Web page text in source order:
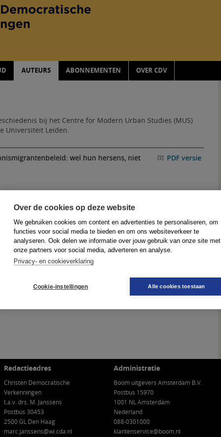
Over de cookies op deze website
We gebruiken cookies om content en advertenties te personaliseren, om
functies voor social media te bieden en om ons websiteverkeer te
analyseren. Ook delen we informatie over jouw gebruik van onze site met
onze partners voor social media, adverteren en analyse.
Privacy- en cookieverklaring
Cookie-instellingen Alle cookies toestaan
AUTEURS ABONNEMENTEN OVER CDV
bij het Centre for Modern Urban Studies (MUS)
Universiteit Leiden.
wel hun hersens, niet
PDF versie
Redactieadres
Christen Democratische
Verkenningen
t.a.v. drs. M. Janssens
Postbus 30453
2500 GL Den Haag
marc.janssens@wi.cda.nl
Administratie
Boom uitgevers Amsterdam B.V.
Postbus 15970
1001 NL Amsterdam
Nederland
088-0301000
klantenservice@boom.nl